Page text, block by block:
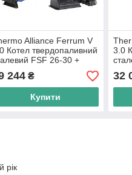
Alliance Ferrum V
Котел твердопаливний
FSF 26-30 +
котла до 40
"M Plus M"
244₴
Купити
3.0
кВт,
32
рік